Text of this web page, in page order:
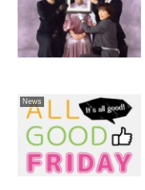
News